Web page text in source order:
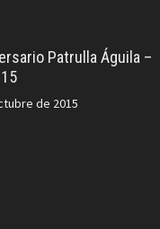
Patrulla Águila –
de 2015